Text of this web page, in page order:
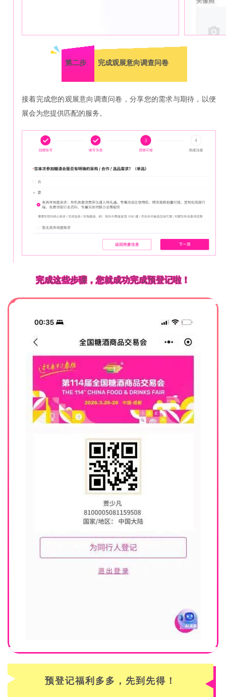
第二步 完成观展意向调查问卷
接着完成您的观展意向调查问卷，分享您的需求与期待，以便
展会为您提供匹配的服务。
完成这些步骤，您就成功完成预登记啦！
预登记福利多多，先到先得！